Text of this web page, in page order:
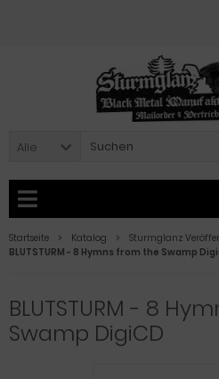
Alle
Startseite Katalog Sturmglanz
BLUTSTURM - 8 Hymns from the Swamp
BLUTSTURM - 8
Swamp DigiCD